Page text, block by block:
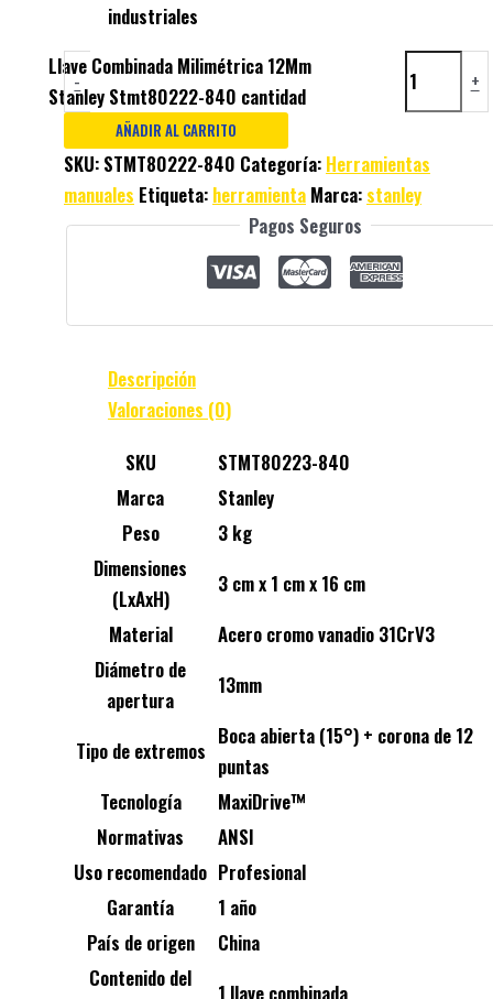
industriales
-
Llave Combinada Milimétrica 12Mm
Stanley Stmt80222-840 cantidad
+
AÑADIR AL CARRITO
SKU: STMT80222-840 Categoría: Herramientas
manuales Etiqueta: herramienta Marca: stanley
Pagos Seguros
Descripción
Valoraciones (0)
SKU
STMT80223-840
Marca
Stanley
Peso
3 kg
Dimensiones
(LxAxH)
3 cm x 1 cm x 16 cm
Material
Acero cromo vanadio 31CrV3
Diámetro de
apertura
13mm
Tipo de extremos
Boca abierta (15°) + corona de 12
puntas
Tecnología
MaxiDrive™
Normativas
ANSI
Uso recomendado Profesional
Garantía
1 año
País de origen
China
Contenido del
1 llave combinada